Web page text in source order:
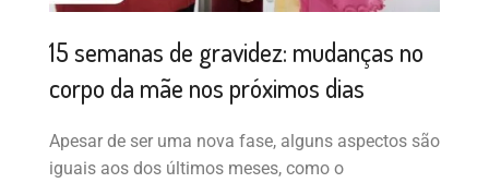
15 semanas de gravidez: mudanças no
corpo da mãe nos próximos dias
Apesar de ser uma nova fase, alguns aspectos são
iguais aos dos últimos meses, como o